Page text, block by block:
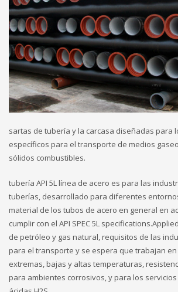
sartas de tubería y la carcasa diseñadas para
específicos para el transporte de medios
sólidos combustibles.
tubería API 5L línea de acero es para las
tuberías, desarrollado para diferentes
material de los tubos de acero en general en
cumplir con el API SPEC 5L
de petróleo y gas natural, requisitos de las
para el transporte y se espera que trabajan
extremas, bajas y altas temperaturas,
para ambientes corrosivos, y para los